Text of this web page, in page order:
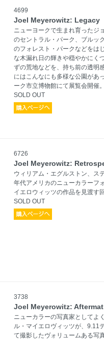
4699
Joel Meyerowitz: Legacy
ニューヨークで生まれ育ったジ
のセントラル・パーク、ブルッ
のフォレスト・パークなどをは
な木漏れ日の輝きや穏やかにく
ずの荒地などを、持ち前の透明
にはこんなにも多様な公園があ
ーク市立博物館にて展覧会開催
SOLD OUT
6726
Joel Meyerowitz:
ウィリアム・エグルストン、ス
年代アメリカのニューカラーフ
イエロウィッツの作品を見渡す
SOLD OUT
3738
Joel Meyerowitz:
ニューカラーの写真家としてよ
ル・マイエロヴィッツが、9.11
て撮影したヴォリュームある写